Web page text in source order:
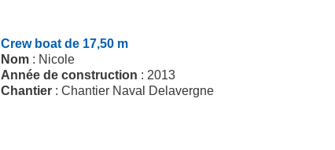
Crew boat de 17,50 m
Nom : Nicole
Année de construction : 2013
Chantier : Chantier Naval Delavergne